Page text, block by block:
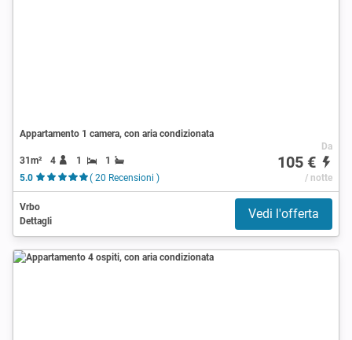
Appartamento 1 camera, con aria condizionata
31m² 4 1
1
5.0
( 20 Recensioni )
Da
105 €
/ notte
Vrbo
Dettagli
Vedi l'offerta